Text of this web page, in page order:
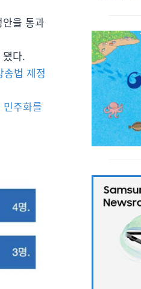
을 통과
다.
송법 제정
주화를